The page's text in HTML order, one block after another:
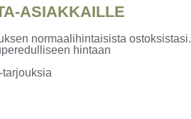
ASIAKKAILLE
normaalihintaisista ostoksistasi.
hintaan